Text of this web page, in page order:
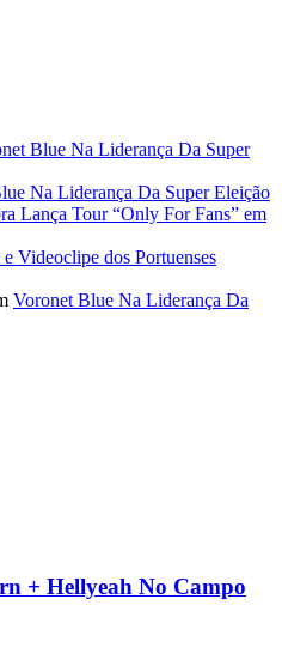
Blue Na Liderança Da Super
Na Liderança Da Super Eleição
Lança Tour “Only For Fans” em
Videoclipe dos Portuenses
Voronet Blue Na Liderança Da
+ Hellyeah No Campo